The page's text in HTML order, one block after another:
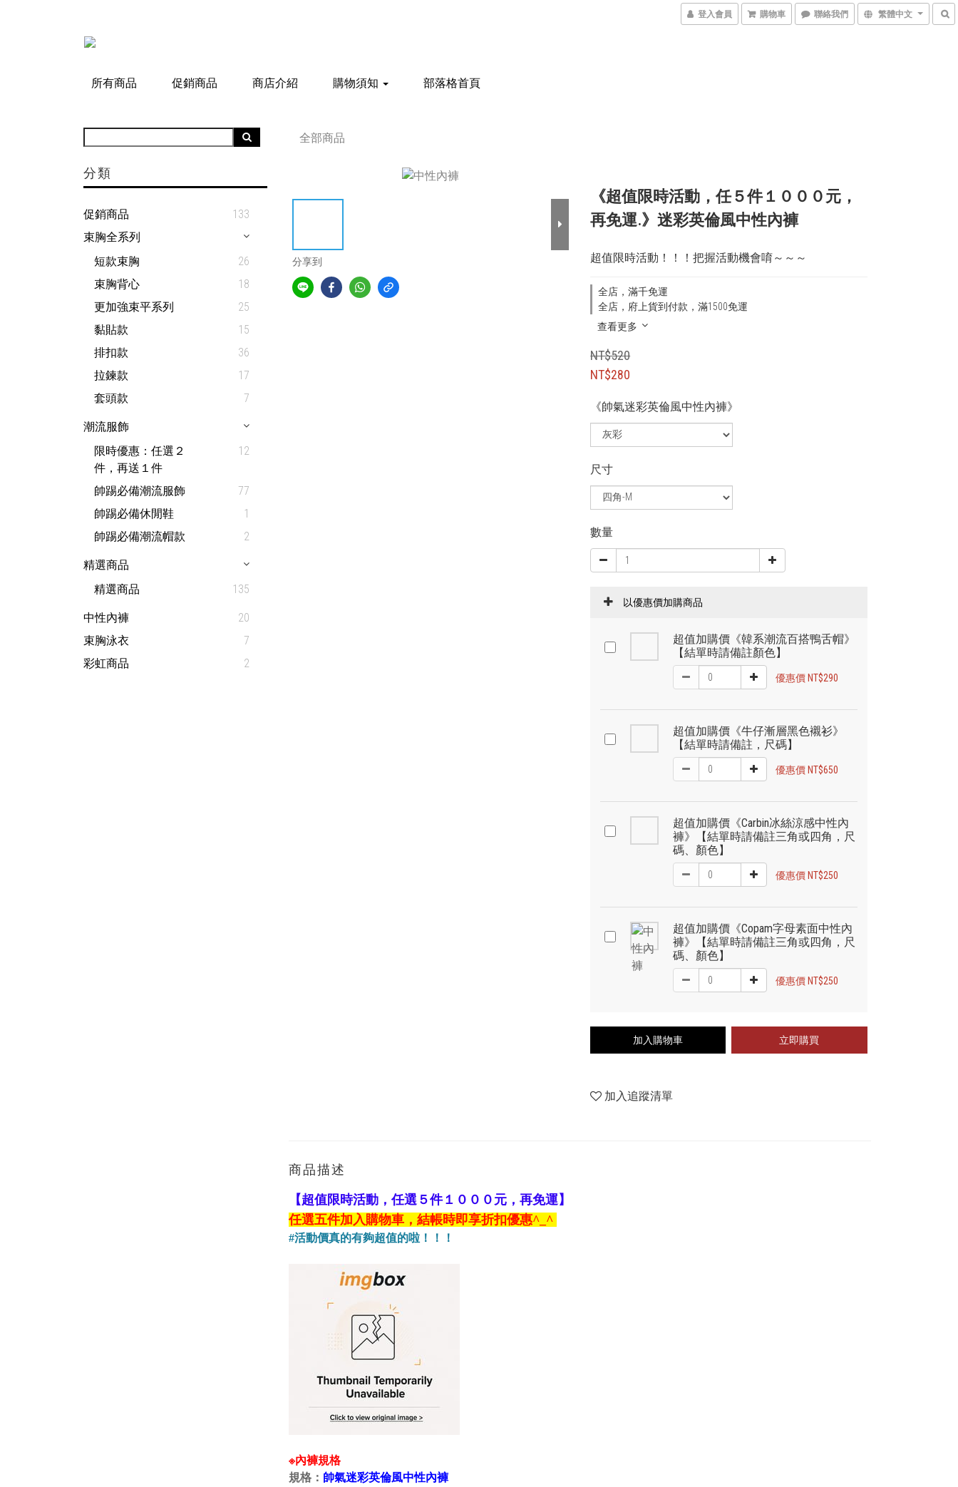
登入會員 購物車 聯絡我們 繁體中文
所有商品 促銷商品 商店介紹 購物須知 部落格首頁
分類
促銷商品
133
束胸全系列
短款束胸
26
束胸背心
18
更加強束平系列
25
黏貼款
15
排扣款
36
拉鍊款
17
套頭款
7
潮流服飾
限時優惠：任選２
件，再送１件
12
帥踢必備潮流服飾
77
帥踢必備休閒鞋
1
帥踢必備潮流帽款
2
精選商品
精選商品
135
中性內褲
20
束胸泳衣
7
彩虹商品
2
全部商品
分享到
《超值限時活動，任５件１０００元，
再免運.》迷彩英倫風中性內褲
超值限時活動！！！把握活動機會唷～～～
全店，滿千免運
全店，府上貨到付款，滿1500免運
查看更多
NT$520
NT$280
《帥氣迷彩英倫風中性內褲》
尺寸
數量
以優惠價加購商品
超值加購價《韓系潮流百搭鴨舌帽》
【結單時請備註顏色】
優惠價 NT$290
超值加購價《牛仔漸層黑色襯衫》
【結單時請備註，尺碼】
優惠價 NT$650
超值加購價《Carbin冰絲涼感中性內
褲》【結單時請備註三角或四角，尺
碼、顏色】
優惠價 NT$250
超值加購價《Copam字母素面中性內
褲》【結單時請備註三角或四角，尺
碼、顏色】
優惠價 NT$250
加入購物車 立即購買
加入追蹤清單
商品描述
【超值限時活動，任選５件１０００元，再免運】
任選五件加入購物車，結帳時即享折扣優惠^_^
#活動價真的有夠超值的啦！！！
※內褲規格
規格： 帥氣迷彩英倫風中性內褲